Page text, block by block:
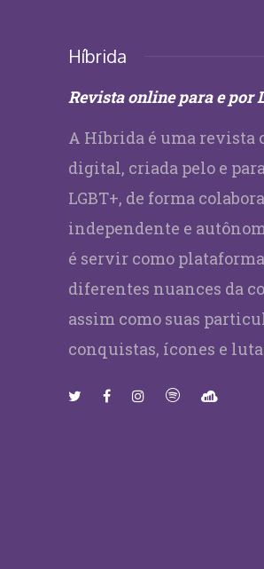
Híbrida
Revista online para e por
A Híbrida é uma revista
digital, criada pelo e
LGBT+, de forma
independente e
é servir como
diferentes nuances da
assim como suas
conquistas, ícones e